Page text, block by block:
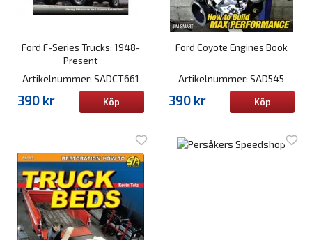
Ford F-Series Trucks: 1948-
Present
Artikelnummer: SADCT661
390 kr Köp
Ford Coyote Engines Book
Artikelnummer: SAD545
390 kr Köp